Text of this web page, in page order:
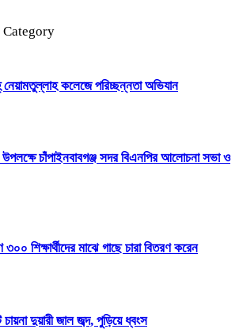
নেয়ামতুল্লাহ কলেজে পরিচ্ছন্নতা অভিযান
চাঁপাইনবাবগঞ্জ সদর বিএনপির আলোচনা সভা ও
শিক্ষার্থীদের মাঝে গাছে চারা বিতরণ করেন
দুয়ারী জাল জব্দ, পুড়িয়ে ধ্বংস